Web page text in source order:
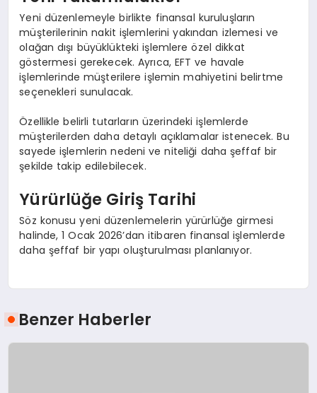
Yeni düzenlemeyle birlikte finansal kuruluşların
müşterilerinin nakit işlemlerini yakından izlemesi ve
olağan dışı büyüklükteki işlemlere özel dikkat
göstermesi gerekecek. Ayrıca, EFT ve havale
işlemlerinde müşterilere işlemin mahiyetini belirtme
seçenekleri sunulacak.
Özellikle belirli tutarların üzerindeki işlemlerde
müşterilerden daha detaylı açıklamalar istenecek. Bu
sayede işlemlerin nedeni ve niteliği daha şeffaf bir
şekilde takip edilebilecek.
Yürürlüğe Giriş Tarihi
Söz konusu yeni düzenlemelerin yürürlüğe girmesi
halinde, 1 Ocak 2026’dan itibaren finansal işlemlerde
daha şeffaf bir yapı oluşturulması planlanıyor.
Benzer Haberler